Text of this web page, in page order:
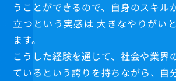
うことができるので、自身のスキル
立つという実感は 大きなやりがい
ます。
こうした経験を通じて、社会や業界
ているという誇りを持ちながら、自